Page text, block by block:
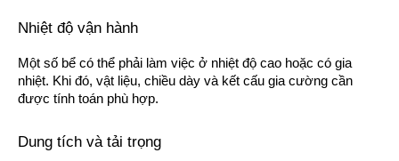
Nhiệt độ vận hành
Một số bể có thể phải làm việc ở nhiệt độ cao hoặc có gia
nhiệt. Khi đó, vật liệu, chiều dày và kết cấu gia cường cần
được tính toán phù hợp.
Dung tích và tải trọng